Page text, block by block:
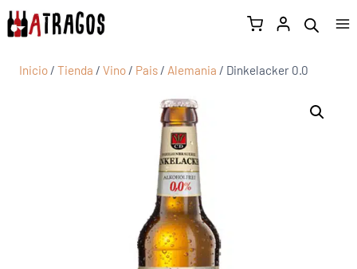
Inicio / Tienda / Vino / Pais / Alemania / Dinkelacker 0.0